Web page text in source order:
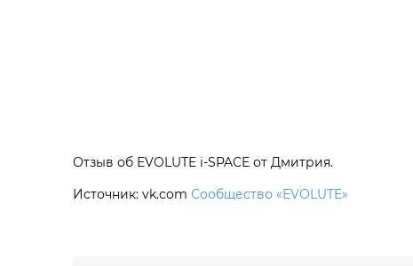
Отзыв об EVOLUTE i‑SPACE от Дмитрия.
Источник: vk.com Сообщество «EVOLUTE»